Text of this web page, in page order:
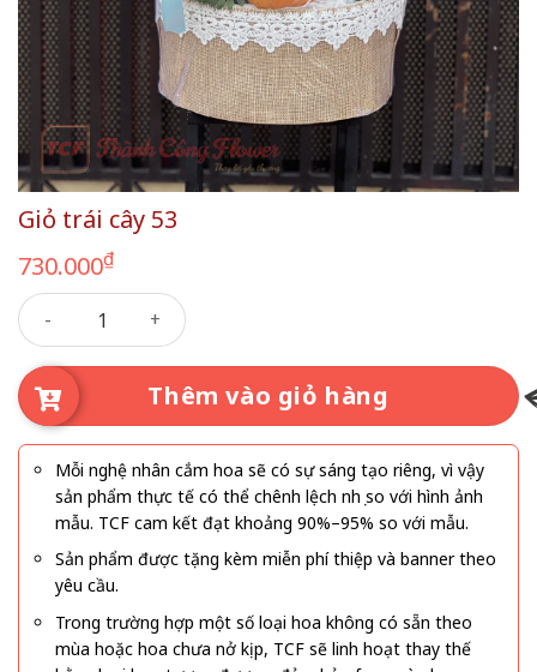
Giỏ trái cây 53
730.000₫
Giỏ trái cây 53 số lượng
Thêm vào giỏ hàng
Mỗi nghệ nhân cắm hoa sẽ có sự sáng tạo riêng, vì vậy
sản phẩm thực tế có thể chênh lệch nhẹ so với hình ảnh
mẫu. TCF cam kết đạt khoảng 90%–95% so với mẫu.
Sản phẩm được tặng kèm miễn phí thiệp và banner theo
yêu cầu.
Trong trường hợp một số loại hoa không có sẵn theo
mùa hoặc hoa chưa nở kịp, TCF sẽ linh hoạt thay thế